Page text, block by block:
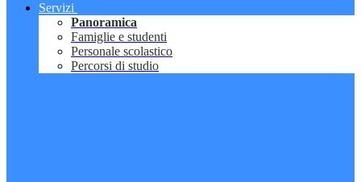
Servizi
Panoramica
Famiglie e studenti
Personale scolastico
Percorsi di studio